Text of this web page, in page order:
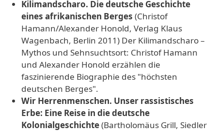
Kilimandscharo. Die deutsche Geschichte
eines afrikanischen Berges (Christof
Hamann/Alexander Honold, Verlag Klaus
Wagenbach, Berlin 2011) Der Kilimandscharo –
Mythos und Sehnsuchtsort: Christof Hamann
und Alexander Honold erzählen die
faszinierende Biographie des "höchsten
deutschen Berges".
Wir Herrenmenschen. Unser rassistisches
Erbe: Eine Reise in die deutsche
Kolonialgeschichte(Bartholomäus Grill, Siedler